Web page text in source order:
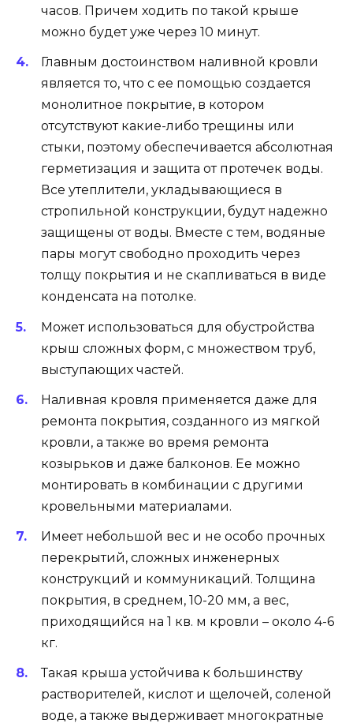
часов. Причем ходить по такой крыше
можно будет уже через 10 минут.
Главным достоинством наливной кровли
является то, что с ее помощью создается
монолитное покрытие, в котором
отсутствуют какие-либо трещины или
стыки, поэтому обеспечивается абсолютная
герметизация и защита от протечек воды.
Все утеплители, укладывающиеся в
стропильной конструкции, будут надежно
защищены от воды. Вместе с тем, водяные
пары могут свободно проходить через
толщу покрытия и не скапливаться в виде
конденсата на потолке.
Может использоваться для обустройства
крыш сложных форм, с множеством труб,
выступающих частей.
Наливная кровля применяется даже для
ремонта покрытия, созданного из мягкой
кровли, а также во время ремонта
козырьков и даже балконов. Ее можно
монтировать в комбинации с другими
кровельными материалами.
Имеет небольшой вес и не особо прочных
перекрытий, сложных инженерных
конструкций и коммуникаций. Толщина
покрытия, в среднем, 10-20 мм, а вес,
приходящийся на 1 кв. м кровли – около 4-6
кг.
Такая крыша устойчива к большинству
растворителей, кислот и щелочей, соленой
воде, а также выдерживает многократные